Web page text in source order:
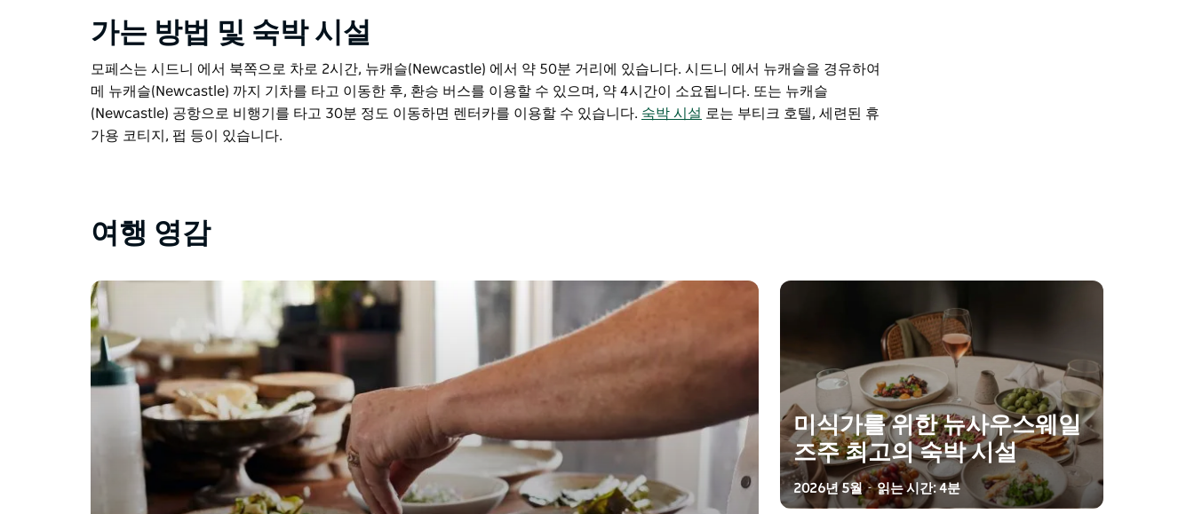
가는 방법 및 숙박 시설
모페스는 시드니 에서 북쪽으로 차로 2시간, 뉴캐슬(Newcastle) 에서 약 50분 거리에 있습니다. 시드니 에서 뉴캐슬을 경유하여
메 뉴캐슬(Newcastle) 까지 기차를 타고 이동한 후, 환승 버스를 이용할 수 있으며, 약 4시간이 소요됩니다. 또는 뉴캐슬
(Newcastle) 공항으로 비행기를 타고 30분 정도 이동하면 렌터카를 이용할 수 있습니다. 숙박 시설 로는 부티크 호텔, 세련된 휴
가용 코티지, 펍 등이 있습니다.
여행 영감
미식가를 위한 뉴사우스웨일
즈주 최고의 숙박 시설
2026년 5월 - 읽는 시간: 4분